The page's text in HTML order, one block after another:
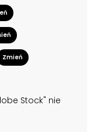
Zmień
Stock" nie